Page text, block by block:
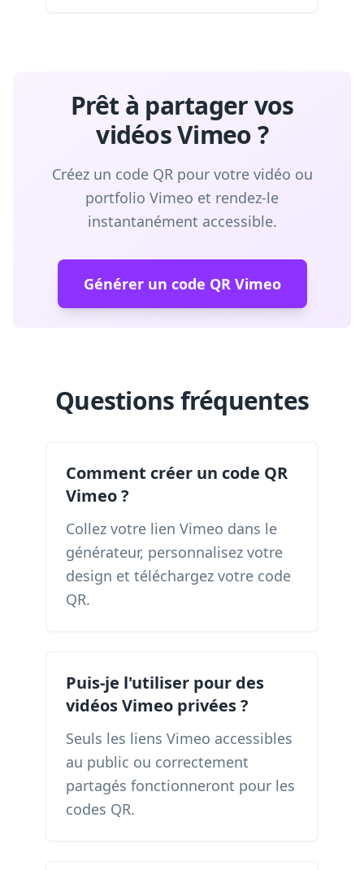
Prêt à partager vos
vidéos Vimeo ?
Créez un code QR pour votre vidéo ou
portfolio Vimeo et rendez-le
instantanément accessible.
Générer un code QR Vimeo
Questions fréquentes
Comment créer un code QR
Vimeo ?
Collez votre lien Vimeo dans le
générateur, personnalisez votre
design et téléchargez votre code
QR.
Puis-je l'utiliser pour des
vidéos Vimeo privées ?
Seuls les liens Vimeo accessibles
au public ou correctement
partagés fonctionneront pour les
codes QR.